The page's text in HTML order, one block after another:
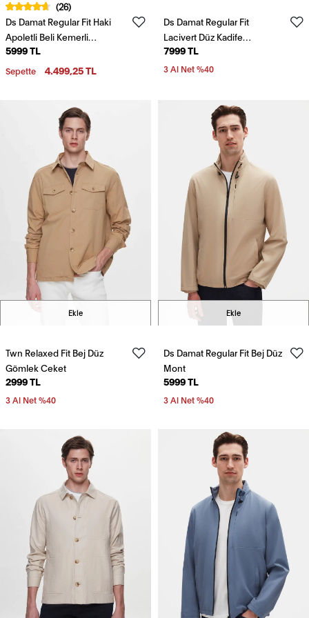
(26)
Ds Damat Regular Fit Haki
Apoletli Beli Kemerli
Pardösü/Trenckot
5999 TL
Sepette 4.499,25 TL
Ds Damat Regular Fit
Lacivert Düz Kadife
Görünümlü Gömlek Mont
7999 TL
3 Al Net %40
Ekle
Twn Relaxed Fit Bej Düz
Gömlek Ceket
2999 TL
3 Al Net %40
Ekle
Ds Damat Regular Fit Bej Düz
Mont
5999 TL
3 Al Net %40